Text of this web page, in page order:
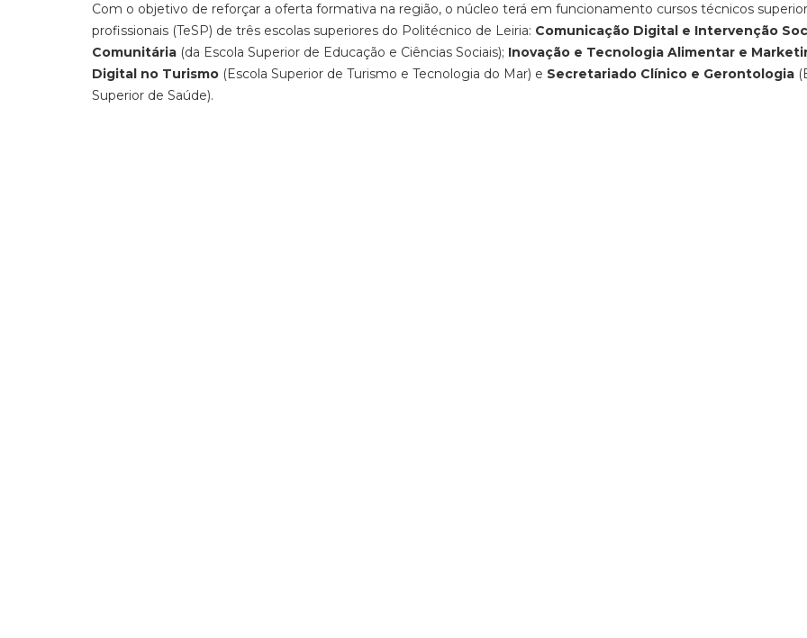
Com o objetivo de reforçar a oferta formativa na região, o núcleo terá em funcionamento cursos técnicos
profissionais (TeSP) de três escolas superiores do Politécnico de Leiria: Comunicação Digital e Intervenção
Comunitária (da Escola Superior de Educação e Ciências Sociais); Inovação e Tecnologia Alimentar e
Digital no Turismo (Escola Superior de Turismo e Tecnologia do Mar) e Secretariado Clínico e Gerontologia
Superior de Saúde).